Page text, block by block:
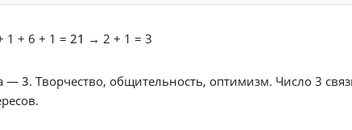
1 + 6 + 1 = 21 → 2 + 1 = 3
—3. Творчество, общительность, оптимизм. Число 3